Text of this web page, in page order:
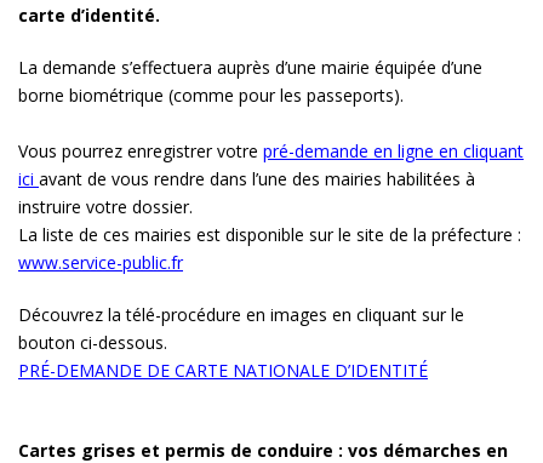
carte d’identité.
La demande s’effectuera auprès d’une mairie équipée d’une
borne biométrique (comme pour les passeports).
Vous pourrez enregistrer votre pré-demande en ligne en cliquant
ici avant de vous rendre dans l’une des mairies habilitées à
instruire votre dossier.
La liste de ces mairies est disponible sur le site de la préfecture :
www.service-public.fr
Découvrez la télé-procédure en images en cliquant sur le
bouton ci-dessous.
PRÉ-DEMANDE DE CARTE NATIONALE D’IDENTITÉ
Cartes grises et permis de conduire : vos démarches en